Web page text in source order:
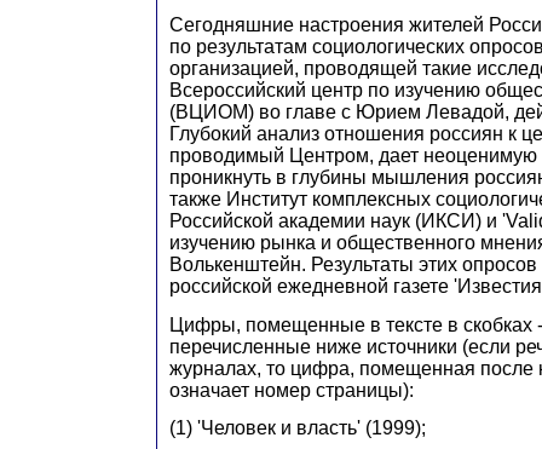
Сегодняшние настроения жителей
по результатам социологических
организацией, проводящей такие
Всероссийский центр по изучению
(ВЦИОМ) во главе с Юрием Левадой,
Глубокий анализ отношения россиян к
проводимый Центром, дает неоценимую
проникнуть в глубины мышления
также Институт комплексных
Российской академии наук (ИКСИ) и
изучению рынка и общественного
Волькенштейн. Результаты этих опросов
российской ежедневной газете
Цифры, помещенные в тексте в скобках
перечисленные ниже источники (если
журналах, то цифра, помещенная после
означает номер страницы):
(1) 'Человек и власть' (1999);